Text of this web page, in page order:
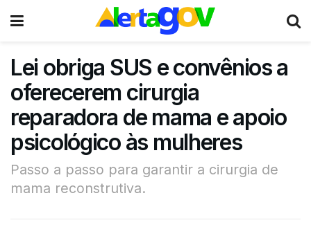
Lei obriga SUS e convênios a
oferecerem cirurgia
reparadora de mama e apoio
psicológico às mulheres
Passo a passo para garantir a cirurgia de
mama reconstrutiva.